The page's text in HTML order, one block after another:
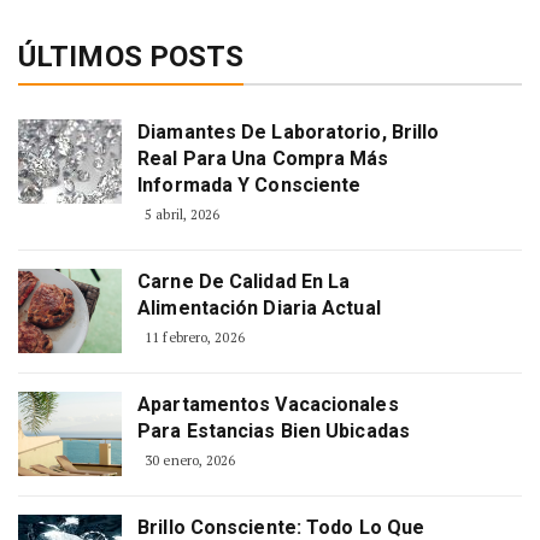
ÚLTIMOS POSTS
Diamantes De Laboratorio, Brillo
Real Para Una Compra Más
Informada Y Consciente
5 abril, 2026
Carne De Calidad En La
Alimentación Diaria Actual
11 febrero, 2026
Apartamentos Vacacionales
Para Estancias Bien Ubicadas
30 enero, 2026
Brillo Consciente: Todo Lo Que